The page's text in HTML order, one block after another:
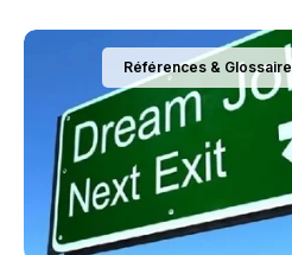
Références & Glossaire